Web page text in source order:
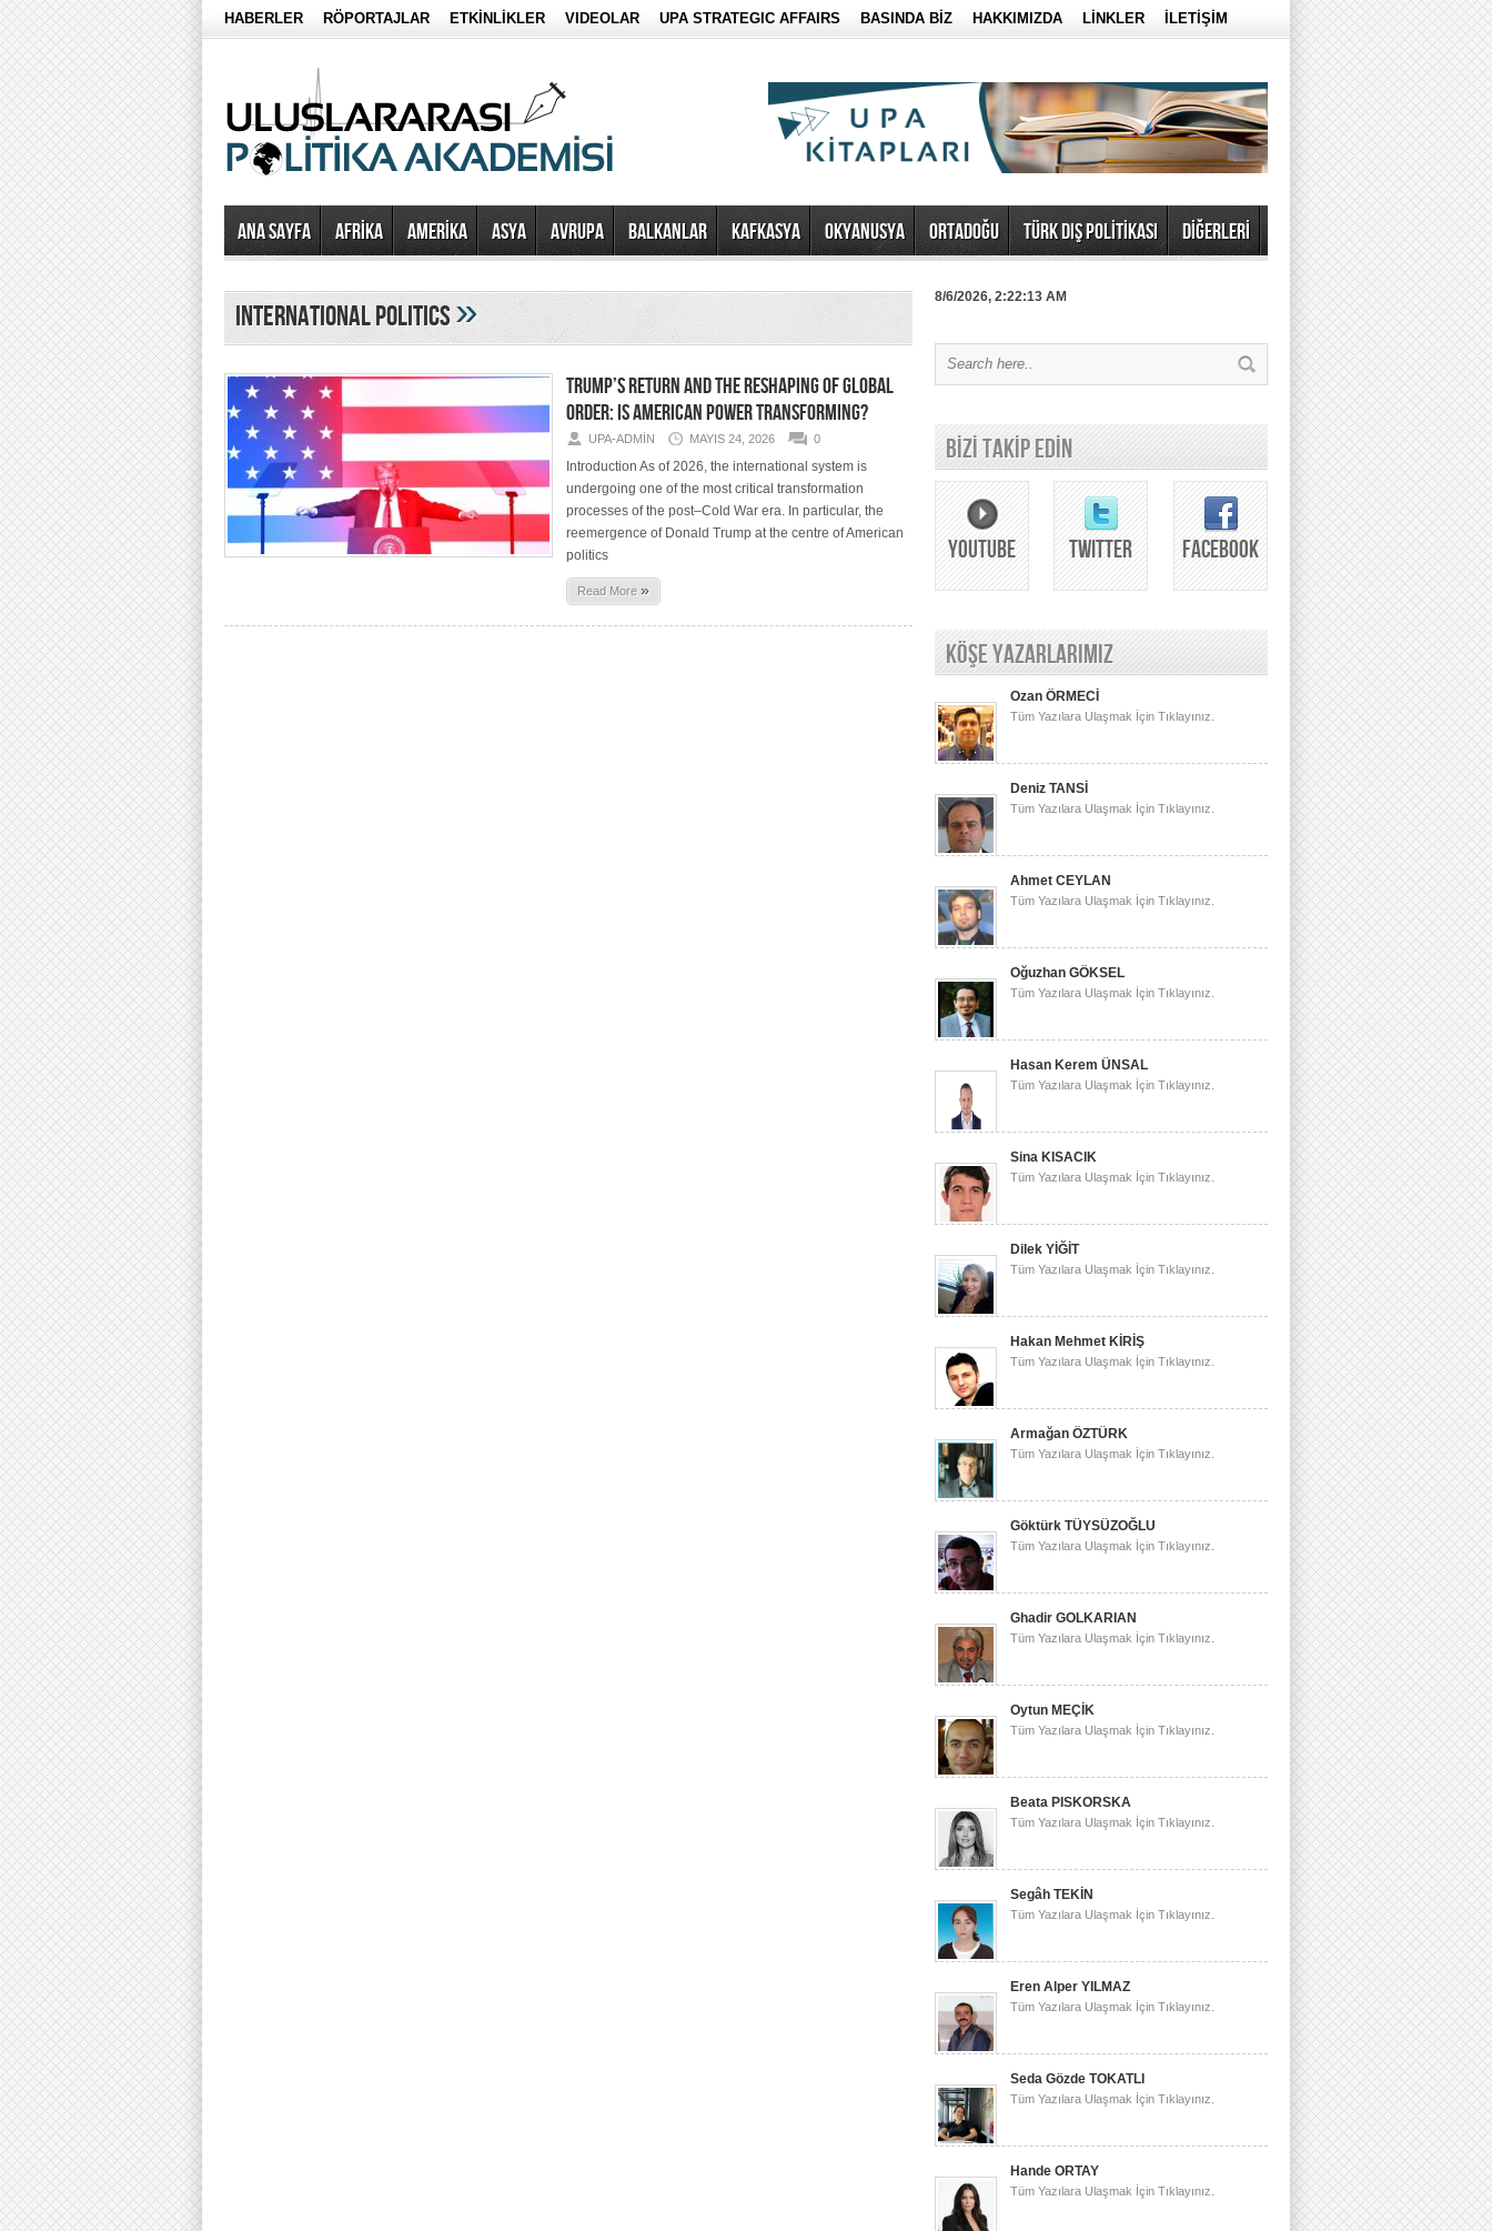
HABERLER RÖPORTAJLAR ETKİNLİKLER VIDEOLAR UPA STRATEGIC AFFAIRS BASINDA BİZ HAKKIMIZDA LİNKLER İLETİŞİM
Ana Sayfa AFRİKA AMERİKA ASYA AVRUPA BALKANLAR KAFKASYA OKYANUSYA ORTADOĞU TÜRK DIŞ POLİTİKASI DİĞERLERİ
international politics»
TRUMP’S RETURN AND THE RESHAPING OF GLOBAL
ORDER: IS AMERICAN POWER TRANSFORMING?
UPA-ADMIN MAYIS 24, 2026 0
Introduction As of 2026, the international system is
undergoing one of the most critical transformation
processes of the post–Cold War era. In particular, the
reemergence of Donald Trump at the centre of American
politics
Read More »
8/6/2026, 2:22:13 AM
BİZİ TAKİP EDİN
YOUTUBE TWITTER FACEBOOK
KÖŞE YAZARLARIMIZ
Ozan ÖRMECİ
Tüm Yazılara Ulaşmak İçin Tıklayınız.
Deniz TANSİ
Tüm Yazılara Ulaşmak İçin Tıklayınız.
Ahmet CEYLAN
Tüm Yazılara Ulaşmak İçin Tıklayınız.
Oğuzhan GÖKSEL
Tüm Yazılara Ulaşmak İçin Tıklayınız.
Hasan Kerem ÜNSAL
Tüm Yazılara Ulaşmak İçin Tıklayınız.
Sina KISACIK
Tüm Yazılara Ulaşmak İçin Tıklayınız.
Dilek YİĞİT
Tüm Yazılara Ulaşmak İçin Tıklayınız.
Hakan Mehmet KİRİŞ
Tüm Yazılara Ulaşmak İçin Tıklayınız.
Armağan ÖZTÜRK
Tüm Yazılara Ulaşmak İçin Tıklayınız.
Göktürk TÜYSÜZOĞLU
Tüm Yazılara Ulaşmak İçin Tıklayınız.
Ghadir GOLKARIAN
Tüm Yazılara Ulaşmak İçin Tıklayınız.
Oytun MEÇİK
Tüm Yazılara Ulaşmak İçin Tıklayınız.
Beata PISKORSKA
Tüm Yazılara Ulaşmak İçin Tıklayınız.
Segâh TEKİN
Tüm Yazılara Ulaşmak İçin Tıklayınız.
Eren Alper YILMAZ
Tüm Yazılara Ulaşmak İçin Tıklayınız.
Seda Gözde TOKATLI
Tüm Yazılara Ulaşmak İçin Tıklayınız.
Hande ORTAY
Tüm Yazılara Ulaşmak İçin Tıklayınız.